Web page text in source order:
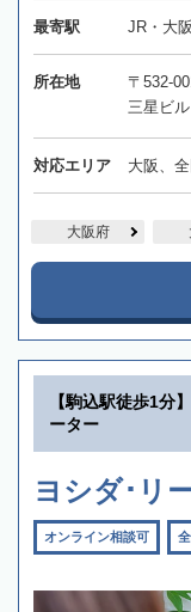
最寄駅 JR・大
所在地
〒532-
三星ビ
対応エリア 大阪、
大阪府
【駒込駅徒歩1分
ーター
ヨシダ･リ
オンライン相談可